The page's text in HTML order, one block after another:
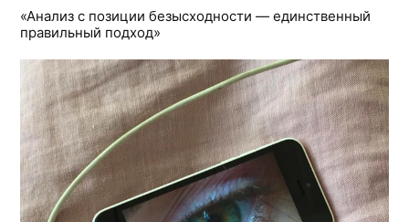
«Анализ с позиции безысходности — единственный
правильный подход»